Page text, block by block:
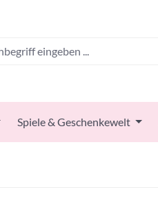
Spiele & Geschenkewelt